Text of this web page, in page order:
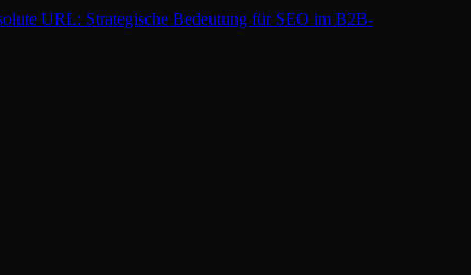
URL: Strategische Bedeutung für SEO im B2B-